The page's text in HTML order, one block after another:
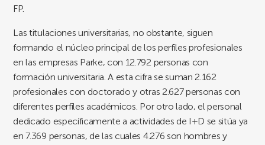
FP.
Las titulaciones universitarias, no obstante, siguen
formando el núcleo principal de los perfiles profesionales
en las empresas Parke, con 12.792 personas con
formación universitaria. A esta cifra se suman 2.162
profesionales con doctorado y otras 2.627 personas con
diferentes perfiles académicos. Por otro lado, el personal
dedicado específicamente a actividades de I+D se sitúa ya
en 7.369 personas, de las cuales 4.276 son hombres y